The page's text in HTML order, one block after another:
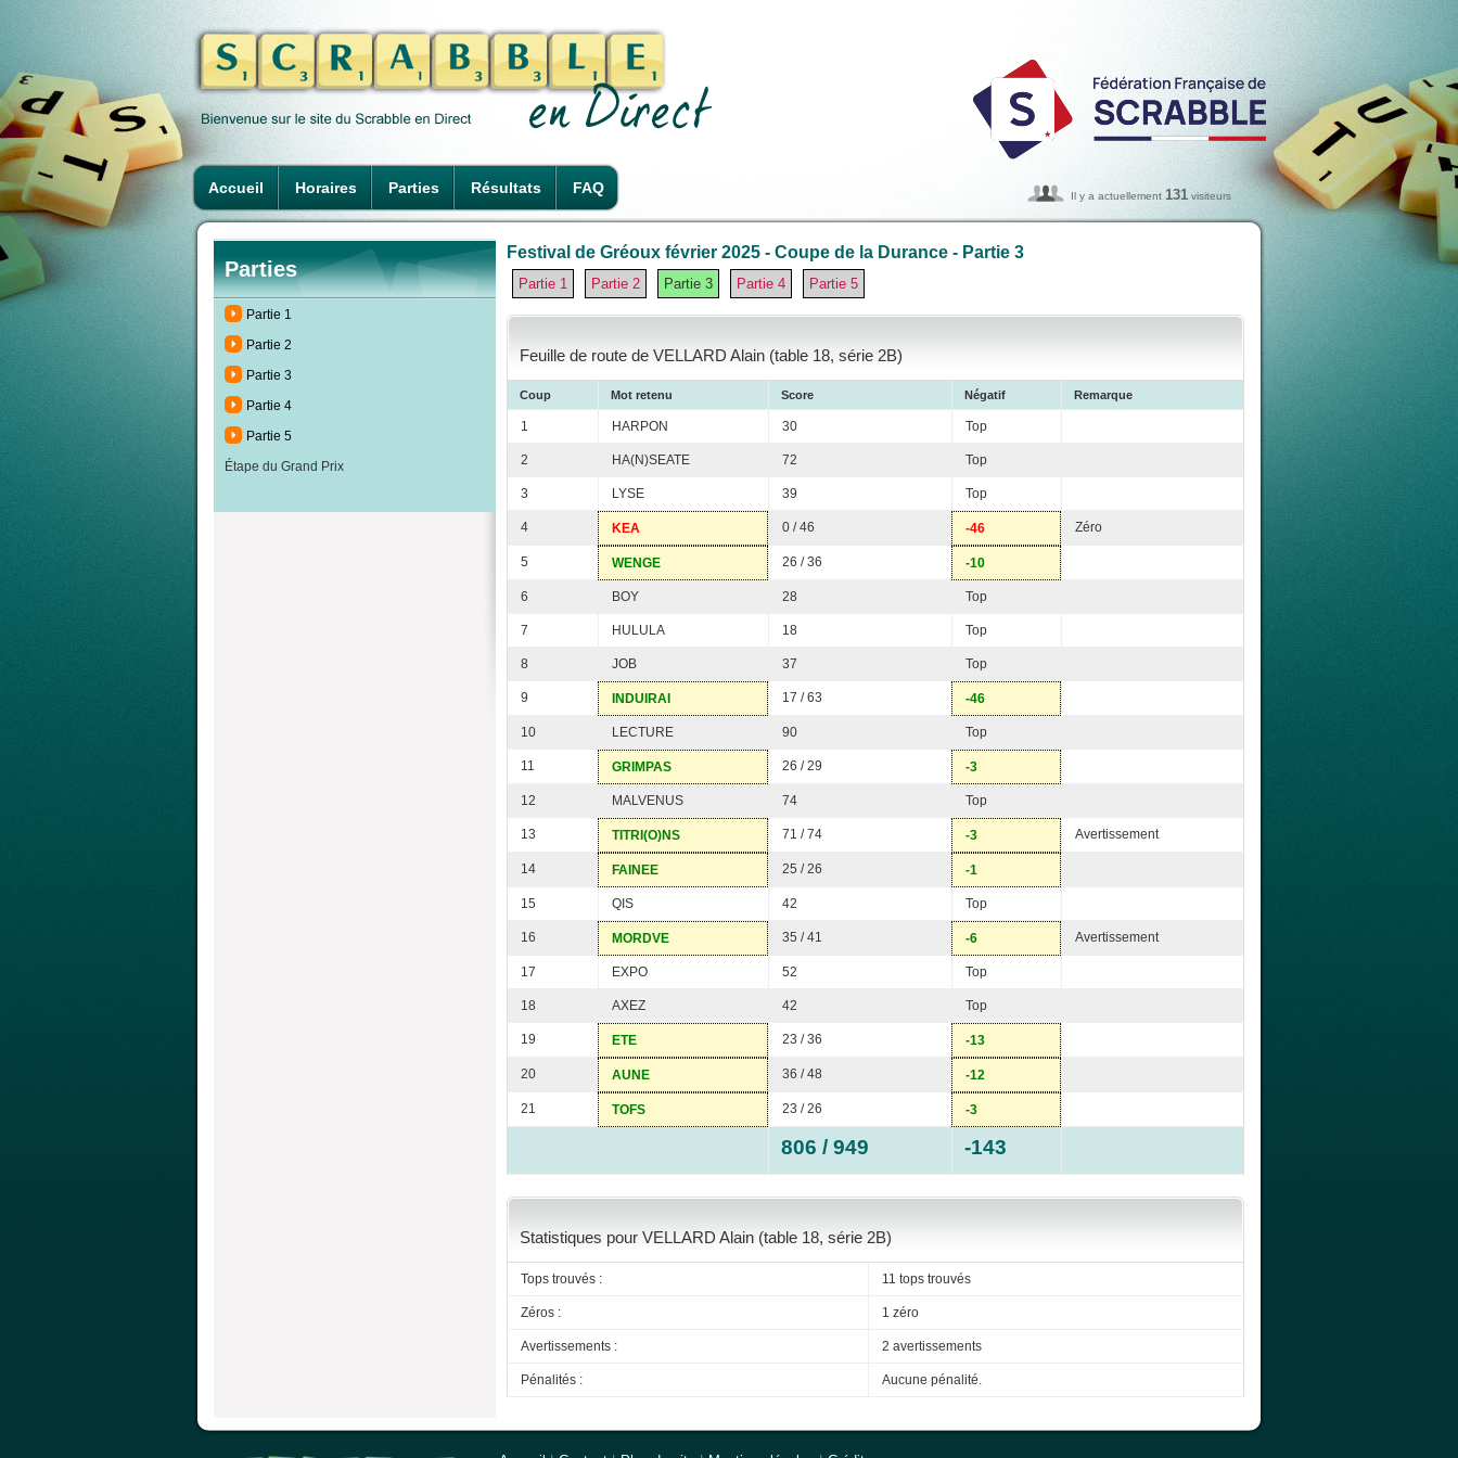
Accueil Horaires Parties Résultats FAQ Il y a actuellement 131 visiteurs
Parties
Partie 1
Partie 2
Partie 3
Partie 4
Partie 5
Étape du Grand Prix
Festival de Gréoux février 2025 - Coupe de la Durance - Partie 3
Partie 1 Partie 2 Partie 3 Partie 4 Partie 5
Feuille de route de VELLARD Alain (table 18, série 2B)
Coup Mot retenu Score Négatif Remarque
1 HARPON 30 Top
2 HA(N)SEATE 72 Top
3 LYSE 39 Top
4 KEA 0 / 46 -46 Zéro
5 WENGE 26 / 36 -10
6 BOY 28 Top
7 HULULA 18 Top
8 JOB 37 Top
9 INDUIRAI 17 / 63 -46
10 LECTURE 90 Top
11 GRIMPAS 26 / 29 -3
12 MALVENUS 74 Top
13 TITRI(O)NS 71 / 74 -3 Avertissement
14 FAINEE 25 / 26 -1
15 QIS 42 Top
16 MORDVE 35 / 41 -6 Avertissement
17 EXPO 52 Top
18 AXEZ 42 Top
19 ETE 23 / 36 -13
20 AUNE 36 / 48 -12
21 TOFS 23 / 26 -3
806 / 949 -143
Statistiques pour VELLARD Alain (table 18, série 2B)
Tops trouvés : 11 tops trouvés
Zéros : 1 zéro
Avertissements : 2 avertissements
Pénalités : Aucune pénalité.